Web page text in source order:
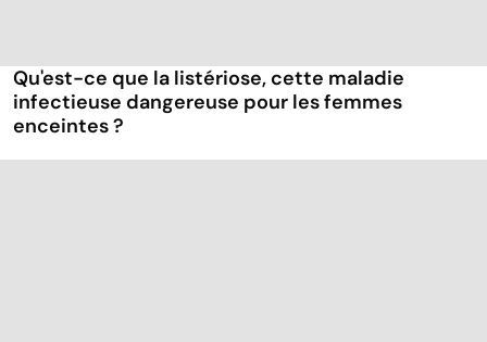
Qu'est-ce que la listériose, cette maladie
infectieuse dangereuse pour les femmes
enceintes ?